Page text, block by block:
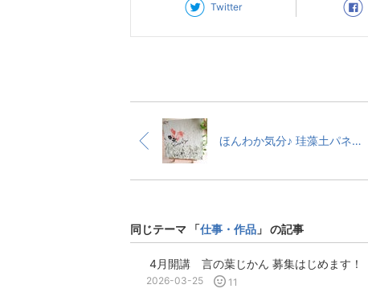
Twitter
ほんわか気分♪ 珪藻土パネル作品
同じテーマ 「仕事・作品 」 の記事
4月開講 言の葉じかん 募集はじめます！
2026-03-25 11